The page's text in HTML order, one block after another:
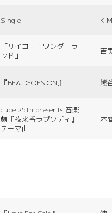
Single
「サイコー！ワンダーラ
ンド」
吉
『BEAT GOES ON』 熊
cube 25th presents 音楽
劇『夜来香ラプソディ』
テーマ曲
本